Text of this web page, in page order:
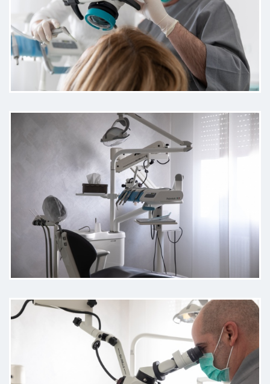
Consigliatissimo!
Paziente
Educati, professionali e alto livello
etico. Grazie
Paziente
Ho effettuato un trattamento
estetico nello studio del Dott.
Murgolo e sono rimasta davvero
molto soddisfatta. Professionale,
attento e disponibile, spiegandomi